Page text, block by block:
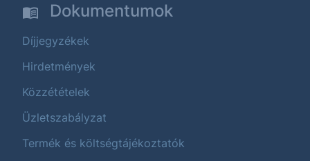
Dokumentumok
Díjjegyzékek
Hirdetmények
Közzétételek
Üzletszabályzat
Termék és költségtájékoztatók